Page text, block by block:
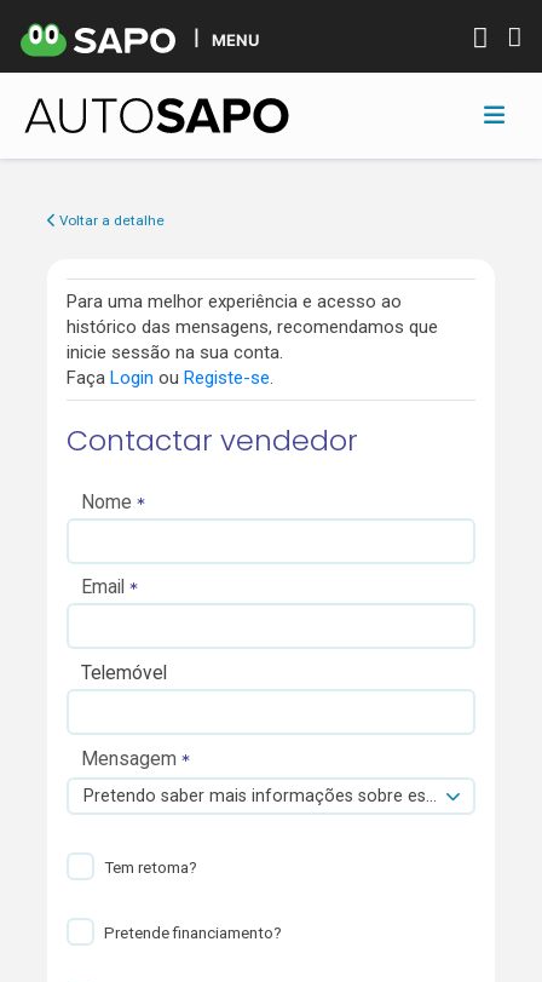
MENU
Voltar a detalhe
Para uma melhor experiência e acesso ao
histórico das mensagens, recomendamos que
inicie sessão na sua conta.
Faça Login ou Registe-se.
Contactar vendedor
Nome
Email
Telemóvel
Mensagem
Pretendo saber mais informações sobre esta viatura.
Tem retoma?
Pretende financiamento?